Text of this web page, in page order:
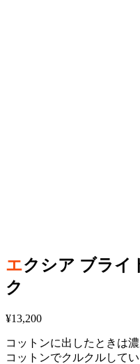
エクシア ブライトニング リッチミル
ク
¥13,200
コットンに出したときは
コットンでクルクルして